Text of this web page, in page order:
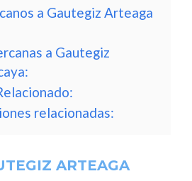
a Gautegiz Arteaga
a Gautegiz
relacionadas:
ARTEAGA